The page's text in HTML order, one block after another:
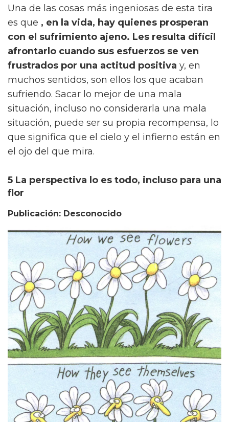
Una de las cosas más ingeniosas de esta tira
es que , en la vida, hay quienes prosperan
con el sufrimiento ajeno. Les resulta difícil
afrontarlo cuando sus esfuerzos se ven
frustrados por una actitud positiva y, en
muchos sentidos, son ellos los que acaban
sufriendo. Sacar lo mejor de una mala
situación, incluso no considerarla una mala
situación, puede ser su propia recompensa, lo
que significa que el cielo y el infierno están en
el ojo del que mira.
5 La perspectiva lo es todo, incluso para una
flor
Publicación: Desconocido